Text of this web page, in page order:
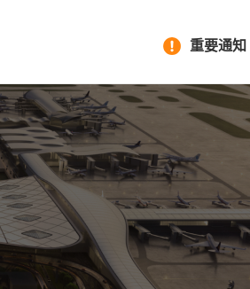
重要通知